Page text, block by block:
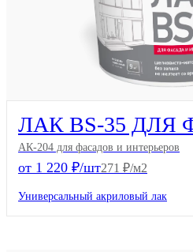
ЛАК BS-35 ДЛЯ
АК-204 для фасадов и интерьеров
от 1 220 ₽/шт271 ₽/м2
Универсальный акриловый лак